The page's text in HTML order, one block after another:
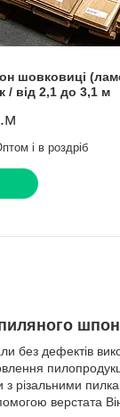
шовковиці
/ від 2,1 до 3,1 м
і в роздріб
без дефектів
різальними
верстата